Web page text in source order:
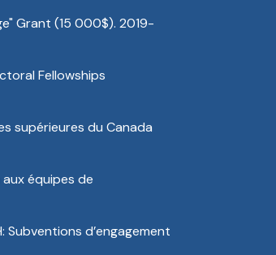
Grant (15 000$). 2019-
Fellowships
supérieures du Canada
équipes de
Subventions d’engagement